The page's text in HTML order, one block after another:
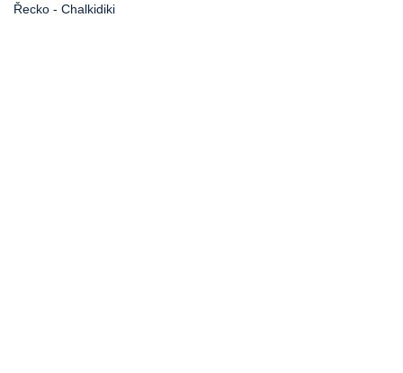
Řecko - Chalkidiki